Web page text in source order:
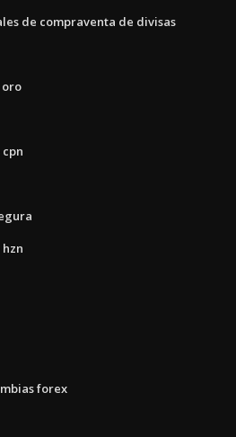
de compraventa de divisas
forex